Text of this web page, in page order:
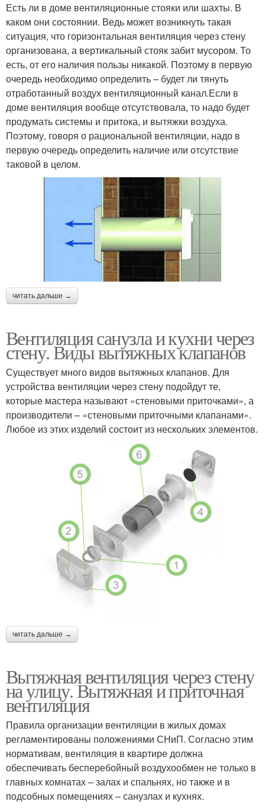
Есть ли в доме вентиляционные стояки или шахты. В
каком они состоянии. Ведь может возникнуть такая
ситуация, что горизонтальная вентиляция через стену
организована, а вертикальный стояк забит мусором. То
есть, от его наличия пользы никакой. Поэтому в первую
очередь необходимо определить – будет ли тянуть
отработанный воздух вентиляционный канал.Если в
доме вентиляция вообще отсутствовала, то надо будет
продумать системы и притока, и вытяжки воздуха.
Поэтому, говоря о рациональной вентиляции, надо в
первую очередь определить наличие или отсутствие
таковой в целом.
читать дальше →
Вентиляция санузла и кухни через
стену. Виды вытяжных клапанов
Существует много видов вытяжных клапанов. Для
устройства вентиляции через стену подойдут те,
которые мастера называют «стеновыми приточками», а
производители – «стеновыми приточными клапанами».
Любое из этих изделий состоит из нескольких элементов.
читать дальше →
Вытяжная вентиляция через стену
на улицу. Вытяжная и приточная
вентиляция
Правила организации вентиляции в жилых домах
регламентированы положениями СНиП. Согласно этим
нормативам, вентиляция в квартире должна
обеспечивать бесперебойный воздухообмен не только в
главных комнатах – залах и спальнях, но также и в
подсобных помещениях – санузлах и кухнях.